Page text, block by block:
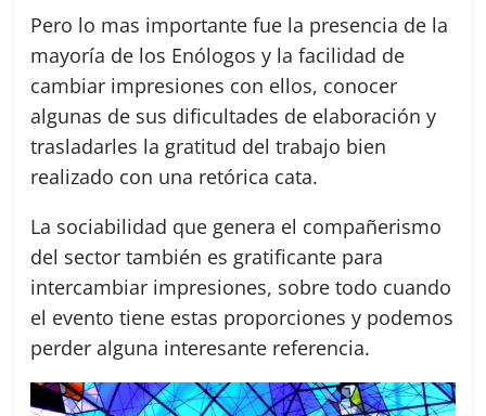
Pero lo mas importante fue la presencia de la
mayoría de los Enólogos y la facilidad de
cambiar impresiones con ellos, conocer
algunas de sus dificultades de elaboración y
trasladarles la gratitud del trabajo bien
realizado con una retórica cata.
La sociabilidad que genera el compañerismo
del sector también es gratificante para
intercambiar impresiones, sobre todo cuando
el evento tiene estas proporciones y podemos
perder alguna interesante referencia.